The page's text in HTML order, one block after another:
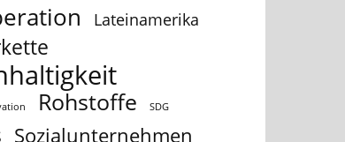
Lateinamerika
Rohstoffe SDG
Sozialunternehmen